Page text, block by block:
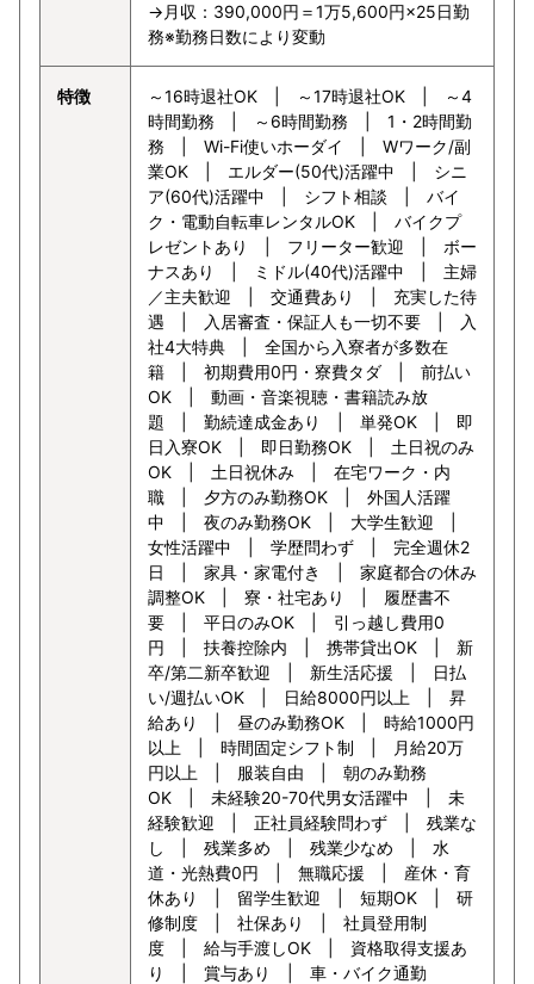
→月収：390,000円＝1万5,600円×25日勤
務※勤務日数により変動
特徴
～16時退社OK | ～17時退社OK | ～4
時間勤務 | ～6時間勤務 | 1・2時間勤
務 | Wi-Fi使いホーダイ | Wワーク/副
業OK | エルダー(50代)活躍中 | シニ
ア(60代)活躍中 | シフト相談 | バイ
ク・電動自転車レンタルOK | バイクプ
レゼントあり | フリーター歓迎 | ボー
ナスあり | ミドル(40代)活躍中 | 主婦
／主夫歓迎 | 交通費あり | 充実した待
遇 | 入居審査・保証人も一切不要 | 入
社4大特典 | 全国から入寮者が多数在
籍 | 初期費用0円・寮費タダ | 前払い
OK | 動画・音楽視聴・書籍読み放
題 | 勤続達成金あり | 単発OK | 即
日入寮OK | 即日勤務OK | 土日祝のみ
OK | 土日祝休み | 在宅ワーク・内
職 | 夕方のみ勤務OK | 外国人活躍
中 | 夜のみ勤務OK | 大学生歓迎 |
女性活躍中 | 学歴問わず | 完全週休2
日 | 家具・家電付き | 家庭都合の休み
調整OK | 寮・社宅あり | 履歴書不
要 | 平日のみOK | 引っ越し費用0
円 | 扶養控除内 | 携帯貸出OK | 新
卒/第二新卒歓迎 | 新生活応援 | 日払
い/週払いOK | 日給8000円以上 | 昇
給あり | 昼のみ勤務OK | 時給1000円
以上 | 時間固定シフト制 | 月給20万
円以上 | 服装自由 | 朝のみ勤務
OK | 未経験20-70代男女活躍中 | 未
経験歓迎 | 正社員経験問わず | 残業な
し | 残業多め | 残業少なめ | 水
道・光熱費0円 | 無職応援 | 産休・育
休あり | 留学生歓迎 | 短期OK | 研
修制度 | 社保あり | 社員登用制
度 | 給与手渡しOK | 資格取得支援あ
り | 賞与あり | 車・バイク通勤